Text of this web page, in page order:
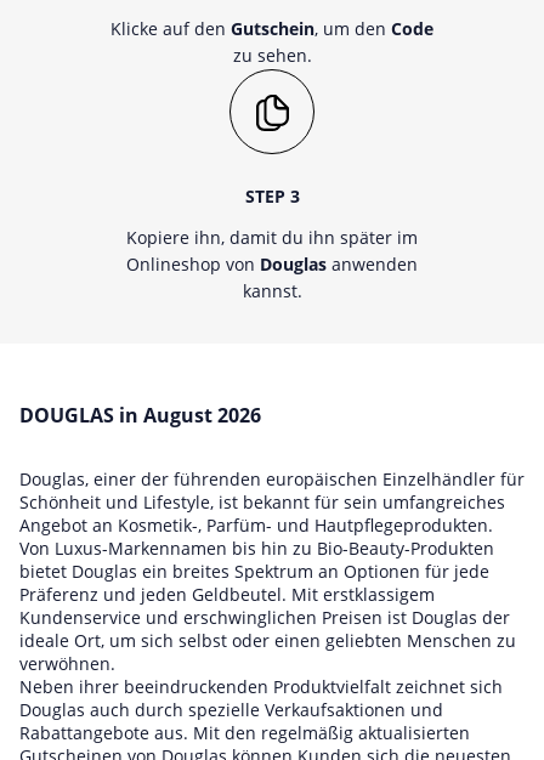
Klicke auf den Gutschein, um den Code
zu sehen.
STEP 3
Kopiere ihn, damit du ihn später im
Onlineshop von Douglas anwenden
kannst.
DOUGLAS in August 2026
Douglas, einer der führenden europäischen Einzelhändler für
Schönheit und Lifestyle, ist bekannt für sein umfangreiches
Angebot an Kosmetik-, Parfüm- und Hautpflegeprodukten.
Von Luxus-Markennamen bis hin zu Bio-Beauty-Produkten
bietet Douglas ein breites Spektrum an Optionen für jede
Präferenz und jeden Geldbeutel. Mit erstklassigem
Kundenservice und erschwinglichen Preisen ist Douglas der
ideale Ort, um sich selbst oder einen geliebten Menschen zu
verwöhnen.
Neben ihrer beeindruckenden Produktvielfalt zeichnet sich
Douglas auch durch spezielle Verkaufsaktionen und
Rabattangebote aus. Mit den regelmäßig aktualisierten